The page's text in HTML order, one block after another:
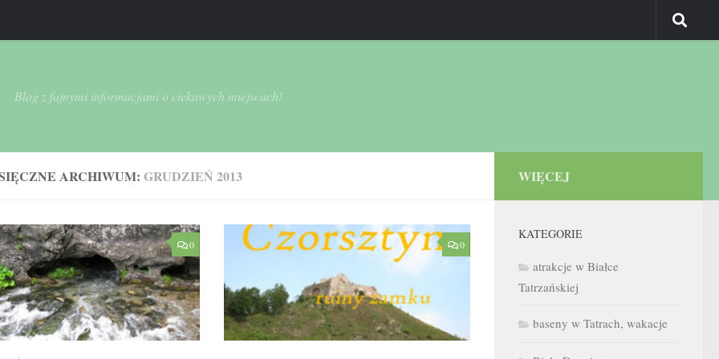
Blog z fajnymi informacjami o ciekawych miejscach!
ARCHIWUM: GRUDZIEŃ 2013
0 0
WIĘCEJ
KATEGORIE
atrakcje w Białce
Tatrzańskiej
baseny w Tatrach, wakacje